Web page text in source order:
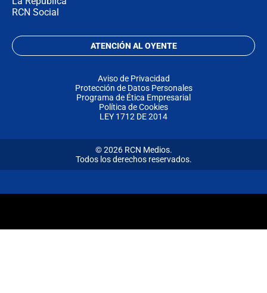
RCN Social
ATENCIÓN AL OYENTE
Aviso de Privacidad
Protección de Datos Personales
Programa de Ética Empresarial
Política de Cookies
LEY 1712 DE 2014
© 2026 RCN Medios.
Todos los derechos reservados.